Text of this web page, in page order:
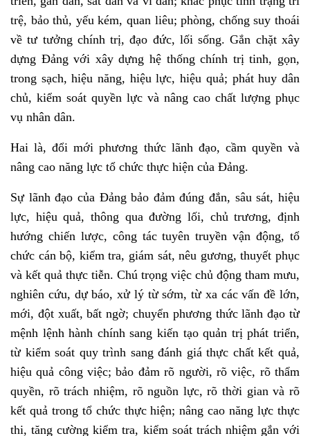
trệ, bảo thủ, yếu kém, quan liêu; phòng, chống suy thoái
về tư tưởng chính trị, đạo đức, lối sống. Gắn chặt xây
dựng Đảng với xây dựng hệ thống chính trị tinh, gọn,
trong sạch, hiệu năng, hiệu lực, hiệu quả; phát huy dân
chủ, kiểm soát quyền lực và nâng cao chất lượng phục
vụ nhân dân.
Hai là, đổi mới phương thức lãnh đạo, cầm quyền và
nâng cao năng lực tổ chức thực hiện của Đảng.
Sự lãnh đạo của Đảng bảo đảm đúng đắn, sâu sát, hiệu
lực, hiệu quả, thông qua đường lối, chủ trương, định
hướng chiến lược, công tác tuyên truyền vận động, tổ
chức cán bộ, kiểm tra, giám sát, nêu gương, thuyết phục
và kết quả thực tiễn. Chú trọng việc chủ động tham mưu,
nghiên cứu, dự báo, xử lý từ sớm, từ xa các vấn đề lớn,
mới, đột xuất, bất ngờ; chuyển phương thức lãnh đạo từ
mệnh lệnh hành chính sang kiến tạo quản trị phát triển,
từ kiểm soát quy trình sang đánh giá thực chất kết quả,
hiệu quả công việc; bảo đảm rõ người, rõ việc, rõ thẩm
quyền, rõ trách nhiệm, rõ nguồn lực, rõ thời gian và rõ
kết quả trong tổ chức thực hiện; nâng cao năng lực thực
thi, tăng cường kiểm tra, kiểm soát trách nhiệm gắn với